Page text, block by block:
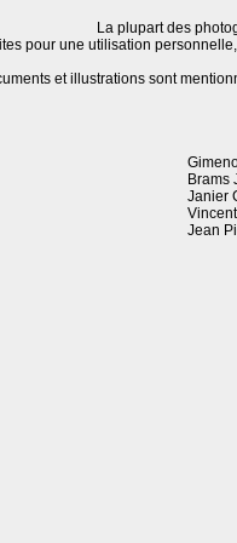
La plupart des
pour une utilisation
et illustrations sont
Brams
Janier
Jean